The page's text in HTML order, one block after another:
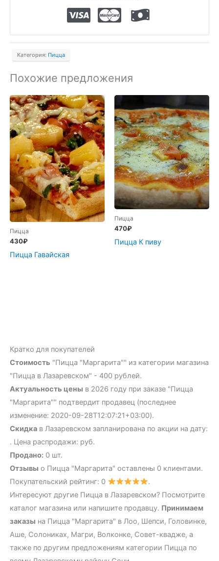
Категория: Пицца
Похожие предложения
Пицца
430₽
Пицца Гавайская
Пицца
470₽
Пицца К пиву
Кратко для покупателей
Стоимость "Пицца "Маргарита"" из категории магазина
"Пицца в Лазаревском" - 400 рублей.
Актуальность цены в 2026 году при заказе "Пицца
"Маргарита"" подтвердит продавец (последнее
изменение: 2020-09-28T12:07:21+03:00).
Скидка в Лазаревском запланирована по акции на дату:
. Цена распродажи: руб.
Продано: 0 шт.
Отзывы о Пицца "Маргарита" оставлены 0 клиентами.
Покупательский рейтинг: 0
.
Интересуют другие Пицца в Лазаревском? Посмотрите
каталог магазина или напишите продавцу. Принимаем
заказы на Пицца "Маргарита" в Лоо, Шепси, Головинке,
Аше, Солониках, Магри, Волконке, Совет-квадже, а
также по другим предложениям категории Пицца по